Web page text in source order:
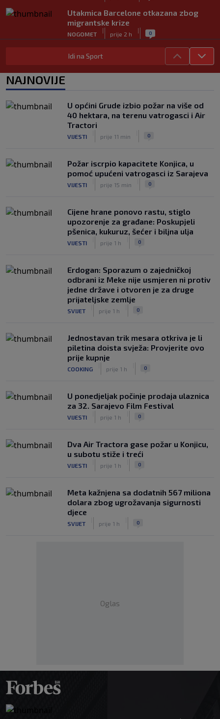
Utakmica Barcelone otkazana zbog
migrantske krize
NOGOMET
|
prije 2 h
| 0
FS Norveške poručio Infantinu: Odlazi,
odmah!
NOGOMET prije 2 h
u bikiniju (FOTO+VIDEO)
OSTALI SPORTOVI
|
prije 2 h
| 0
Idi na Sport
NAJNOVIJE
U općini Grude izbio požar na više od
40 hektara, na terenu vatrogasci i Air
Tractori
VIJESTI prije 11 min 0
Požar iscrpio kapacitete Konjica, u
pomoć upućeni vatrogasci iz Sarajeva
VIJESTI prije 15 min 0
Cijene hrane ponovo rastu, stiglo
upozorenje za građane: Poskupjeli
pšenica, kukuruz, šećer i biljna ulja
VIJESTI prije 1 h 0
Erdogan: Sporazum o zajedničkoj
odbrani iz Meke nije usmjeren ni protiv
jedne države i otvoren je za druge
prijateljske zemlje
SVIJET prije 1 h 0
Jednostavan trik mesara otkriva je li
piletina doista svježa: Provjerite ovo
prije kupnje
COOKING prije 1 h 0
U ponedjeljak počinje prodaja ulaznica
za 32. Sarajevo Film Festival
VIJESTI prije 1 h 0
Dva Air Tractora gase požar u Konjicu,
u subotu stiže i treći
VIJESTI prije 1 h 0
Meta kažnjena sa dodatnih 567 miliona
dolara zbog ugrožavanja sigurnosti
djece
SVIJET prije 1 h 0
Oglas